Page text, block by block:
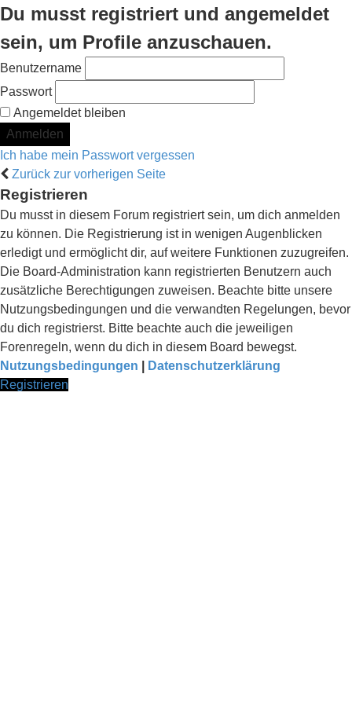
Du musst registriert und angemeldet
sein, um Profile anzuschauen.
Benutzername
Passwort
Angemeldet bleiben
Ich habe mein Passwort vergessen
Zurück zur vorherigen Seite
Registrieren
Du musst in diesem Forum registriert sein, um dich anmelden
zu können. Die Registrierung ist in wenigen Augenblicken
erledigt und ermöglicht dir, auf weitere Funktionen zuzugreifen.
Die Board-Administration kann registrierten Benutzern auch
zusätzliche Berechtigungen zuweisen. Beachte bitte unsere
Nutzungsbedingungen und die verwandten Regelungen, bevor
du dich registrierst. Bitte beachte auch die jeweiligen
Forenregeln, wenn du dich in diesem Board bewegst.
Nutzungsbedingungen
Datenschutzerklärung
Registrieren